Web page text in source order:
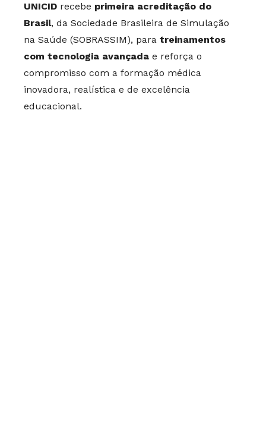
UNICID recebe primeira acreditação do
Brasil, da Sociedade Brasileira de Simulação
na Saúde (SOBRASSIM), para treinamentos
com tecnologia avançada e reforça o
compromisso com a formação médica
inovadora, realística e de excelência
educacional.